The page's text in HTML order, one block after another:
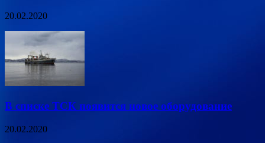
20.02.2020
В списке ТСК появится новое оборудование
20.02.2020